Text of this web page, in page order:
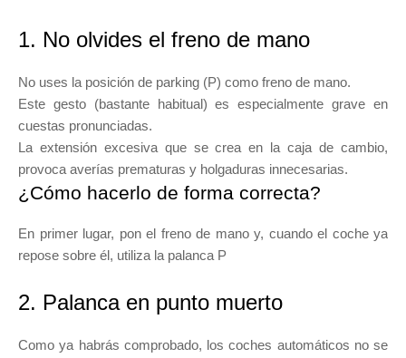
1. No olvides el freno de mano
No uses la posición de parking (P) como freno de mano.
Este gesto (bastante habitual) es especialmente grave en
cuestas pronunciadas.
La extensión excesiva que se crea en la caja de cambio,
provoca averías prematuras y holgaduras innecesarias.
¿Cómo hacerlo de forma correcta?
En primer lugar, pon el freno de mano y, cuando el coche ya
repose sobre él, utiliza la palanca P
2. Palanca en punto muerto
Como ya habrás comprobado, los coches automáticos no se